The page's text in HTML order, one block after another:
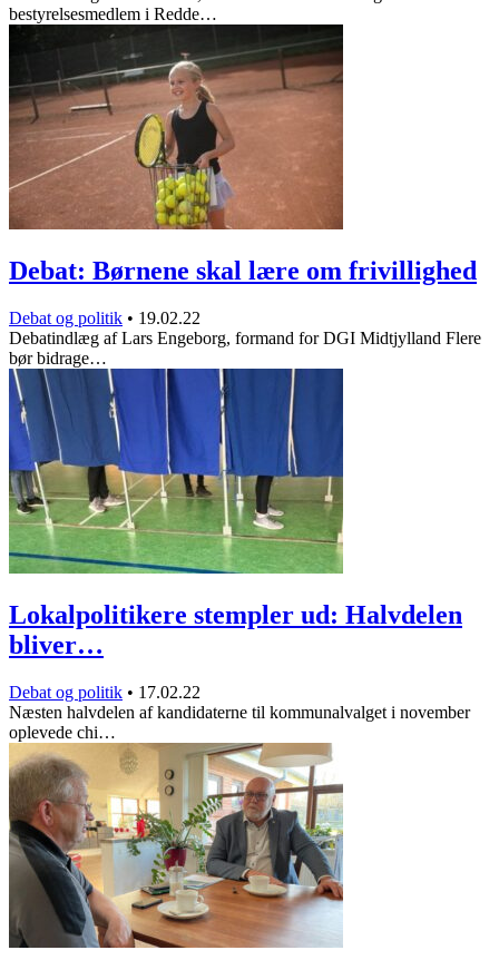
bestyrelsesmedlem i Redde…
Debat: Børnene skal lære om frivillighed
Debat og politik • 19.02.22
Debatindlæg af Lars Engeborg, formand for DGI Midtjylland Flere
bør bidrage…
Lokalpolitikere stempler ud: Halvdelen
bliver…
Debat og politik • 17.02.22
Næsten halvdelen af kandidaterne til kommunalvalget i november
oplevede chi…